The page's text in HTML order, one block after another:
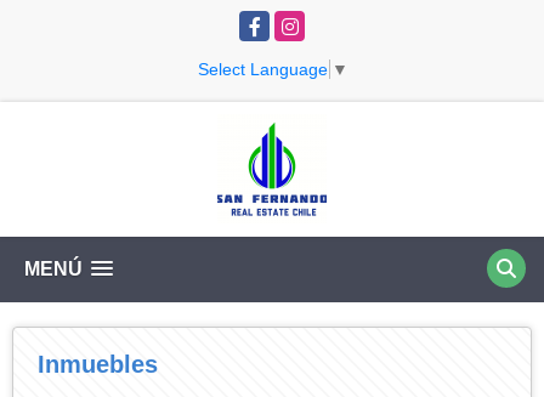
FacebookInstagram
Select Language ▼
MENÚ
Inmuebles